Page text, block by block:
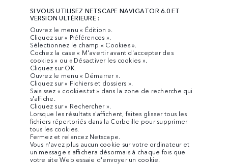
SI VOUS UTILISEZ NETSCAPE NAVIGATOR 6.0 ET
VERSION ULTÉRIEURE :
Ouvrez le menu « Édition ».
Cliquez sur « Préférences ».
Sélectionnez le champ « Cookies ».
Cochez la case « M'avertir avant d'accepter des
cookies » ou « Désactiver les cookies ».
Cliquez sur OK.
Ouvrez le menu « Démarrer ».
Cliquez sur « Fichiers et dossiers ».
Saisissez « cookies.txt » dans la zone de recherche qui
s'affiche.
Cliquez sur « Rechercher ».
Lorsque les résultats s'affichent, faites glisser tous les
fichiers répertoriés dans la Corbeille pour supprimer
tous les cookies.
Fermez et relancez Netscape.
Vous n'avez plus aucun cookie sur votre ordinateur et
un message s'affichera désormais à chaque fois que
votre site Web essaie d'envoyer un cookie.